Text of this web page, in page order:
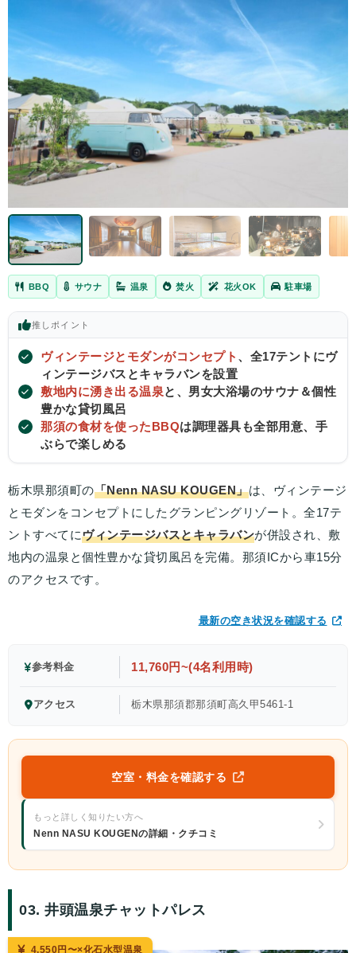
BBQ サウナ 温泉 焚火 花火OK 駐車場
推し ポイント
ヴィンテージとモダンがコンセプト 、全17テントにヴ
ィンテージバスとキャラバンを設置
敷地内に湧き出る温泉と、男女大浴場のサウナ＆個性
豊かな貸切風呂
那須の食材を使ったBBQは調理器具も全部用意、手
ぶらで楽しめる
栃木県那須町の「Nenn NASU KOUGEN」は、ヴィンテージ
とモダンをコンセプトにしたグランピングリゾート。全17テ
ントすべてにヴィンテージバスとキャラバンが併設され、敷
地内の温泉と個性豊かな貸切風呂を完備。那須ICから車15分
のアクセスです。
最新の空き状況を確認する
参考料金 11,760円~(4名利用時)
アクセス 栃木県那須郡那須町高久甲5461-1
空室・料金を確認する
もっと詳しく知りたい方へ
Nenn NASU KOUGENの詳細・クチコミ
03. 井頭温泉チャットパレス
4,550円〜×化石水型温泉